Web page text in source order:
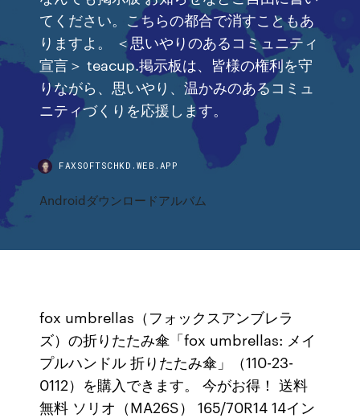
てください。こちらの都合で消すこともあ
りますよ。 ＜思いやりのあるコミュニティ
宣言＞ teacup.掲示板は、皆様の権利を守
りながら、思いやり、温かみのあるコミュ
ニティづくりを応援します。
FAXSOFTSCHKD.WEB.APP
Androidダウンロードアルバム
fox umbrellas（フォックスアンブレラ
ズ）の折りたたみ傘「fox umbrellas: メイ
プルハンドル 折りたたみ傘」（110-23-
0112）を購入できます。 今がお得！ 送料
無料 ソリオ（MA26S） 165/70R14 14イン